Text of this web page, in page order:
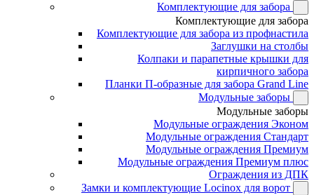
Комплектующие для забора
Комплектующие для забора
Комплектующие для забора из профнастила
Заглушки на столбы
Колпаки и парапетные крышки для
кирпичного забора
Планки П-образные для забора Grand Line
Модульные заборы
Модульные заборы
Модульные ограждения Эконом
Модульные ограждения Стандарт
Модульные ограждения Премиум
Модульные ограждения Премиум плюс
Ограждения из ДПК
Замки и комплектующие Locinox для ворот